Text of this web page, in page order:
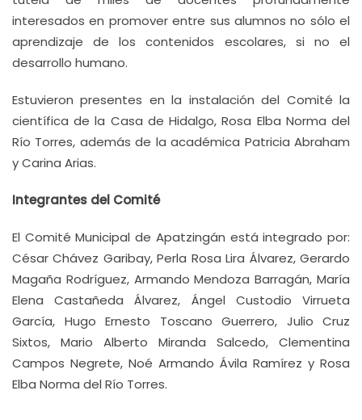
interesados en promover entre sus alumnos no sólo el
aprendizaje de los contenidos escolares, si no el
desarrollo humano.
Estuvieron presentes en la instalación del Comité la
científica de la Casa de Hidalgo, Rosa Elba Norma del
Río Torres, además de la académica Patricia Abraham
y Carina Arias.
Integrantes del Comité
El Comité Municipal de Apatzingán está integrado por:
César Chávez Garibay, Perla Rosa Lira Álvarez, Gerardo
Magaña Rodríguez, Armando Mendoza Barragán, María
Elena Castañeda Álvarez, Ángel Custodio Virrueta
García, Hugo Ernesto Toscano Guerrero, Julio Cruz
Sixtos, Mario Alberto Miranda Salcedo, Clementina
Campos Negrete, Noé Armando Ávila Ramírez y Rosa
Elba Norma del Río Torres.